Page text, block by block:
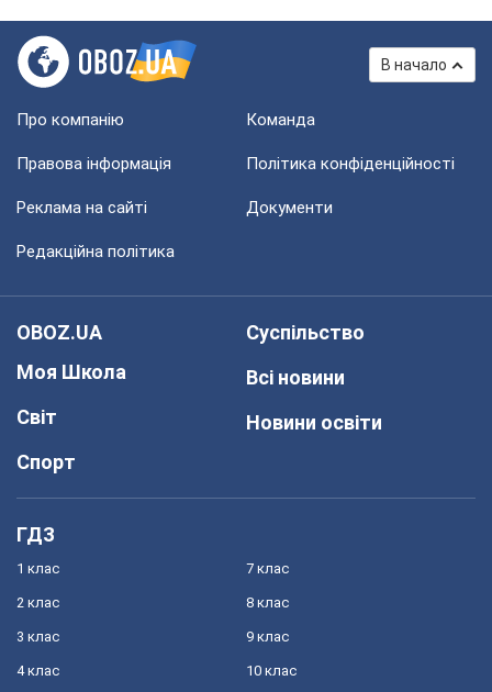
В начало
Про компанію Команда
Правова інформація Політика конфіденційності
Реклама на сайті Документи
Редакційна політика
OBOZ.UA
Моя Школа
Світ
Спорт
Суспільство
Всі новини
Новини освіти
ГДЗ
1 клас
2 клас
3 клас
4 клас
7 клас
8 клас
9 клас
10 клас